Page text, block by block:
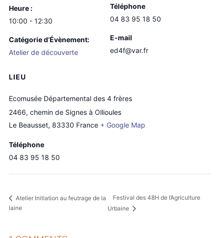
Heure :
10:00 - 12:30
Catégorie d’Évènement:
Atelier de découverte
LIEU
Ecomusée Départemental des 4 frères
2466, chemin de Signes à Ollioules
Le Beausset, 83330 France + Google Map
Téléphone
04 83 95 18 50
Téléphone
04 83 95 18 50
E-mail
ed4f@var.fr
Atelier Initiation au feutrage de la
laine
Festival des 48H de l’Agriculture
Urbaine